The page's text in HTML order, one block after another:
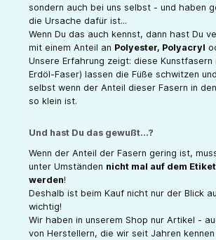
sondern auch bei uns selbst - und haben
die Ursache dafür ist...
Wenn Du das auch kennst, dann hast Du
mit einem Anteil an Polyester, Polyacryl
Unsere Erfahrung zeigt: diese Kunstfasern
Erdöl-Faser) lassen die Füße schwitzen
selbst wenn der Anteil dieser Fasern in
so klein ist.
Und hast Du das gewußt...?
Wenn der Anteil der Fasern gering ist,
unter Umständen nicht mal auf dem
werden!
Deshalb ist beim Kauf nicht nur der Blick
wichtig!
Wir haben in unserem Shop nur Artikel -
von Herstellern, die wir seit Jahren